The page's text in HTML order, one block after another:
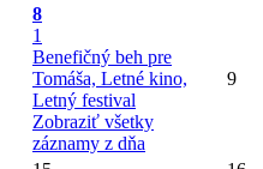
8
1
Benefičný beh pre
Tomáša, Letné kino,
Letný festival
Zobraziť všetky
záznamy z dňa
9